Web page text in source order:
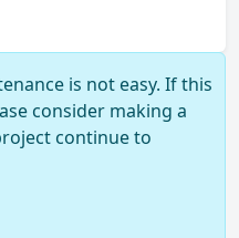
is not easy. If this
consider making a
continue to